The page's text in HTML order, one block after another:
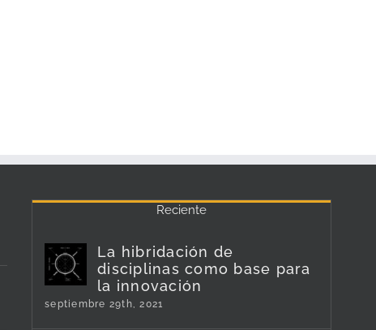
Reciente
La hibridación de
disciplinas como base para
la innovación
septiembre 29th, 2021